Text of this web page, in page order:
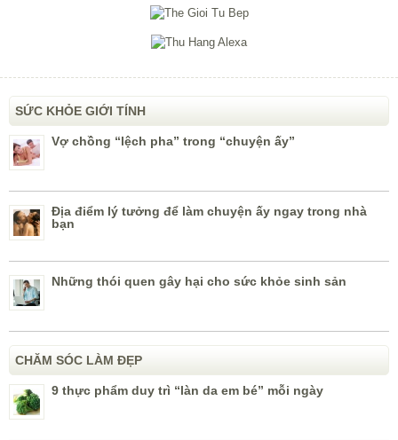
SỨC KHỎE GIỚI TÍNH
Vợ chồng “lệch pha” trong “chuyện ấy”
Địa điểm lý tưởng để làm chuyện ấy ngay trong nhà
bạn
Những thói quen gây hại cho sức khỏe sinh sản
CHĂM SÓC LÀM ĐẸP
9 thực phẩm duy trì “làn da em bé” mỗi ngày